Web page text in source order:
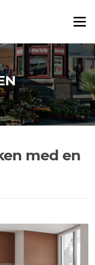
Menu
med en